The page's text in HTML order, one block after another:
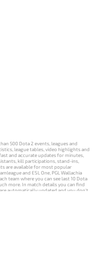
500 Dota 2 events, leagues and
league tables, video highlights and
and accurate updates for minutes,
kill participations, stand-ins,
are available for most popular
and ESL One, PGL Wallachia
team where you can see last 10 Dota
more. In match details you can find
automatically updated and you don't